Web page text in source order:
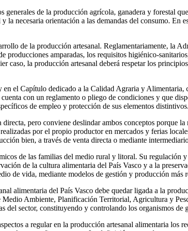
de la producción agrícola, ganadera y forestal
la necesaria orientación a las demandas del consumo.
de la producción artesanal. Reglamentariamente, la
producciones amparadas, los requisitos higiénico-
caso, la producción artesanal deberá respetar los
el Capítulo dedicado a la Calidad Agraria y
con un reglamento o pliego de condiciones y que
de empleo y protección de sus elementos distintivos.
pero conviene deslindar ambos conceptos porque
por el propio productor en mercados y ferias
bien, a través de venta directa o mediante
de las familias del medio rural y litoral. Su
de la cultura alimentaria del País Vasco y a la
de vida, mediante modelos de gestión y producción más
alimentaria del País Vasco debe quedar ligada a la
Ambiente, Planificación Territorial, Agricultura y
del sector, constituyendo y controlando los organismos de
a regular en la producción artesanal alimentaria los